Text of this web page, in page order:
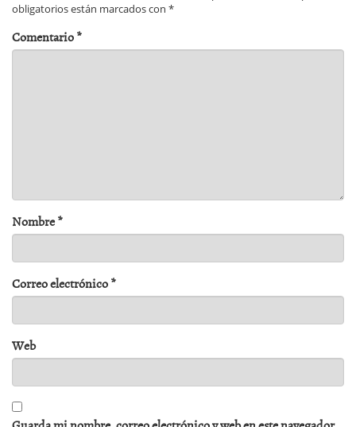
obligatorios están marcados con *
Comentario*
Nombre*
Correo electrónico*
Web